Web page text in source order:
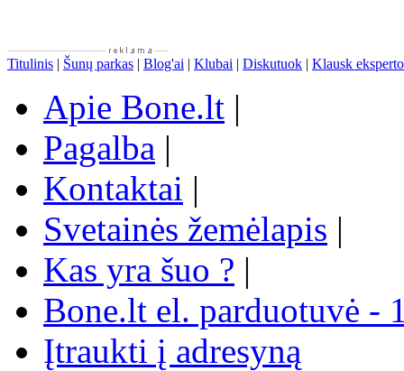
Titulinis | Šunų parkas | Blog'ai | Klubai | Diskutuok | Klausk eksperto
Apie Bone.lt |
Pagalba |
Kontaktai |
Svetainės žemėlapis |
Kas yra šuo ? |
Bone.lt el. parduotuvė -
Įtraukti į adresyną